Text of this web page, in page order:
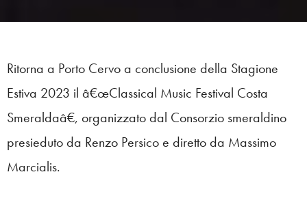
Ritorna a Porto Cervo a conclusione della Stagione
Estiva 2023 il â€œClassical Music Festival Costa
Smeraldaâ€, organizzato dal Consorzio smeraldino
presieduto da Renzo Persico e diretto da Massimo
Marcialis.